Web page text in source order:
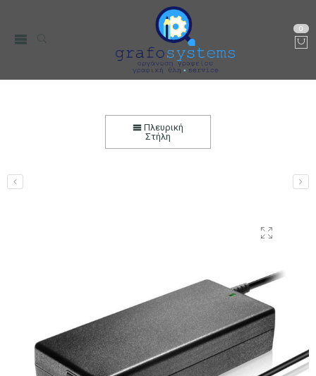
0
PC, Τηλεφωνία & περιφεριακά
Πλευρική
Στήλη